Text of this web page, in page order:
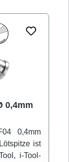
0,4mm
0,4mm
ist
i-Tool-